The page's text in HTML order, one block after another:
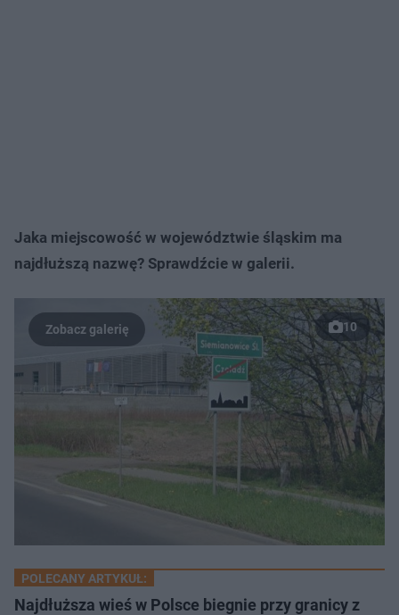
Jaka miejscowość w województwie śląskim ma
najdłuższą nazwę? Sprawdźcie w galerii.
10
POLECANY ARTYKUŁ:
Najdłuższa wieś w Polsce biegnie przy granicy z